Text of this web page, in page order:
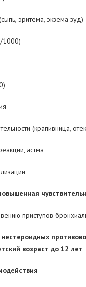
эритема, экзема зуд)
1000)
(крапивница,
астма
приступов
возраст до 12 лет